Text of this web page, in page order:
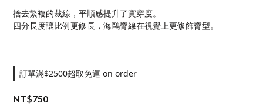
捨去繁複的裁線，平順感提升了實穿度。
四分長度讓比例更修長，海鷗臀線在視覺上更修飾臀型。
訂單滿$2500超取免運 on order
NT$750